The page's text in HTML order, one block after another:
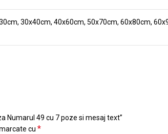
30x40cm, 40x60cm, 50x70cm, 60x80cm,
Numarul 49 cu 7 poze si mesaj text”
cu *